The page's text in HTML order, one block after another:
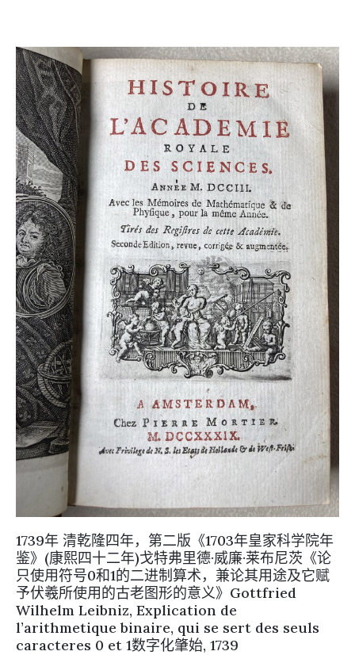
1739年 清乾隆四年，第二版《1703年皇家科学院年
鉴》(康熙四十二年)戈特弗里德·威廉·莱布尼茨《论
只使用符号0和1的二进制算术，兼论其用途及它赋
予伏羲所使用的古老图形的意义》Gottfried
Wilhelm Leibniz, Explication de
l’arithmetique binaire, qui se sert des seuls
caracteres 0 et 1数字化肇始, 1739